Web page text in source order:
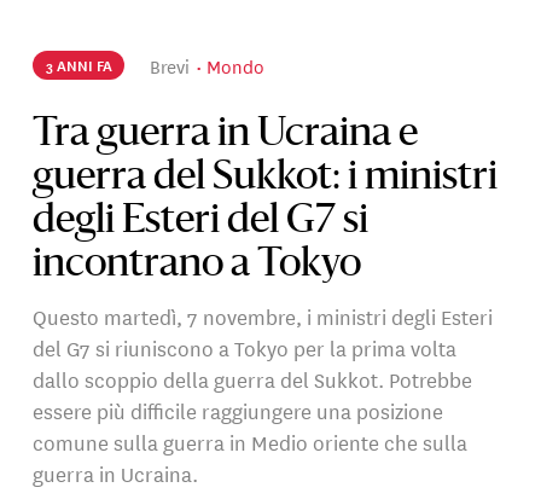
3 ANNI FA Brevi Mondo
Tra guerra in Ucraina e
guerra del Sukkot: i ministri
degli Esteri del G7 si
incontrano a Tokyo
Questo martedì, 7 novembre, i ministri degli Esteri
del G7 si riuniscono a Tokyo per la prima volta
dallo scoppio della guerra del Sukkot. Potrebbe
essere più difficile raggiungere una posizione
comune sulla guerra in Medio oriente che sulla
guerra in Ucraina.